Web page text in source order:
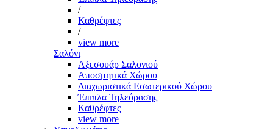
/
Καθρέφτες
/
view more
Σαλόνι
Αξεσουάρ Σαλονιού
Αποσμητικά Χώρου
Διαχωριστικά Εσωτερικού Χώρου
Έπιπλα Τηλεόρασης
Καθρέφτες
view more